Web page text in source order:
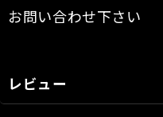
お問い合わせ下さい
レビュー